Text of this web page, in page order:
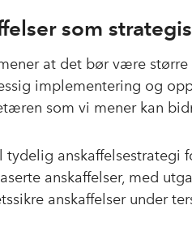
som
at det bør være
implementering og
som vi mener kan
tydelig anskaffelsestrategi
anskaffelser, med
anskaffelser under